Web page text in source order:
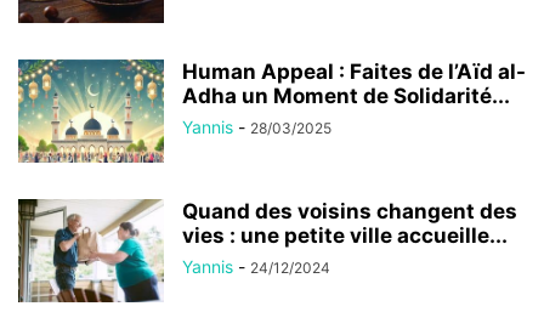
Human Appeal : Faites de l’Aïd al-
Adha un Moment de Solidarité...
Yannis - 28/03/2025
Quand des voisins changent des
vies : une petite ville accueille...
Yannis - 24/12/2024